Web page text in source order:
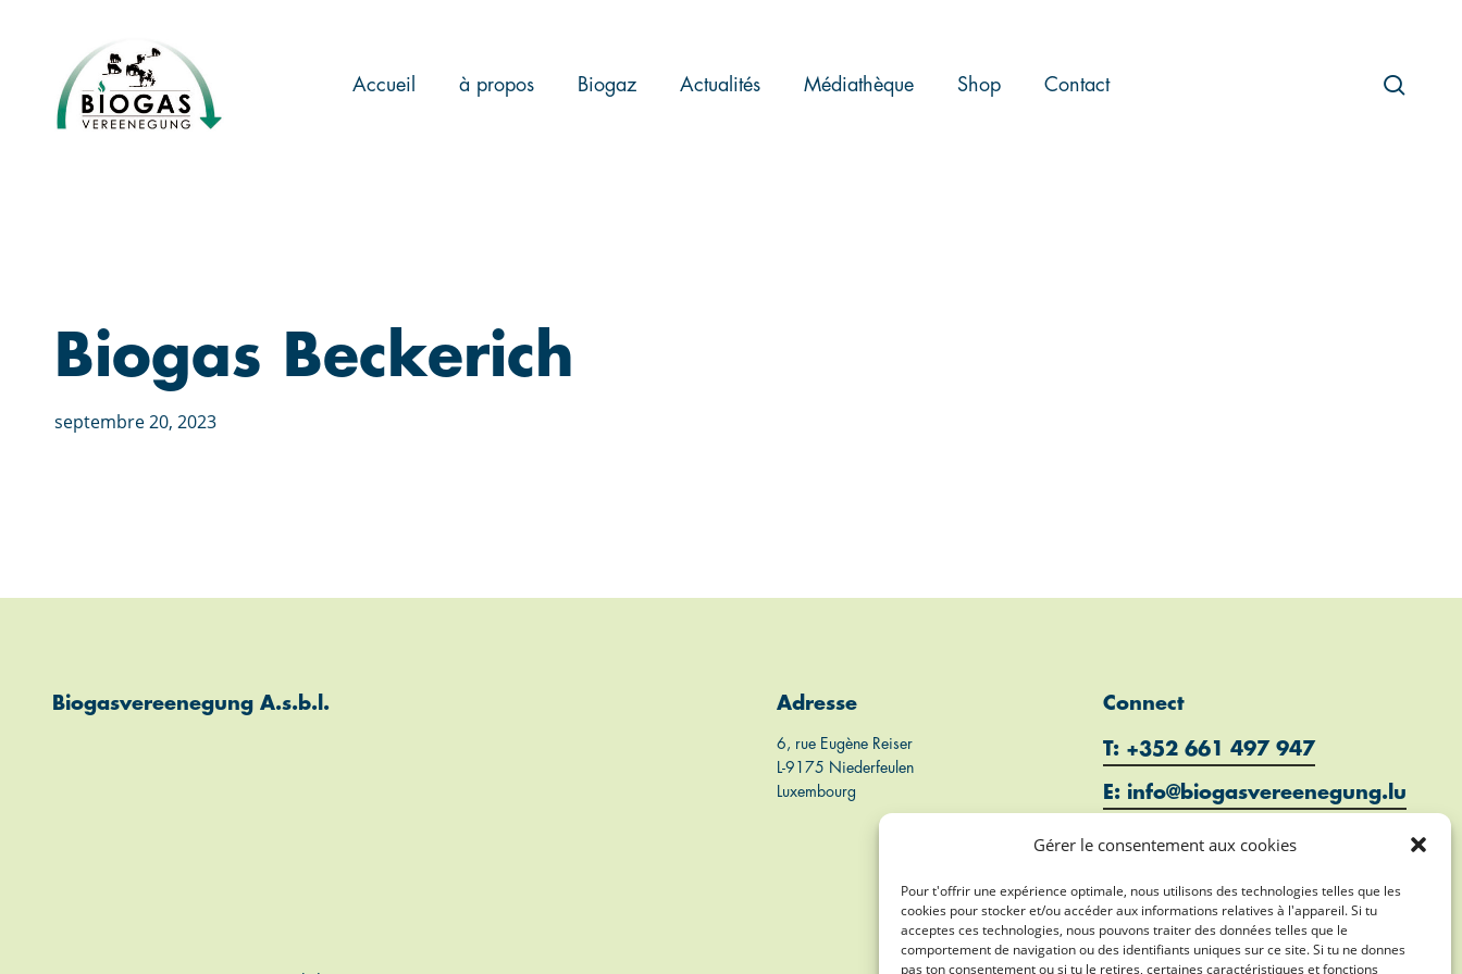
Gérer le consentement aux cookies
Pour t'offrir une expérience optimale, nous utilisons des technologies telles que les
cookies pour stocker et/ou accéder aux informations relatives à l'appareil. Si tu
acceptes ces technologies, nous pouvons traiter des données telles que le
comportement de navigation ou des identifiants uniques sur ce site. Si tu ne donnes
pas ton consentement ou si tu le retires, certaines caractéristiques et fonctions
Accueil à propos Biogaz Actualités Médiathèque Shop Contact
Biogas Beckerich
septembre 20, 2023
Biogasvereenegung A.s.b.l. Adresse
6, rue Eugène Reiser
L-9175 Niederfeulen
Luxembourg
Connect
T: +352 661 497 947
E: info@biogasvereenegung.lu